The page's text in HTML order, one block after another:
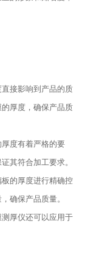
接影响到产品的质
厚度，确保产品质
度有着严格的要
其符合加工要求。
的厚度进行精确控
确保产品质量。
厚仪还可以应用于